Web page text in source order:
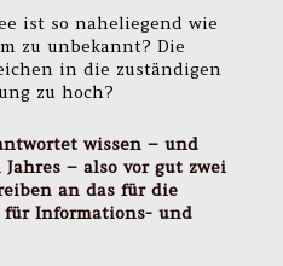
ist so naheliegend wie
zu unbekannt? Die
in die zuständigen
zu hoch?
wissen – und
– also vor gut zwei
an das für die
für Informations- und